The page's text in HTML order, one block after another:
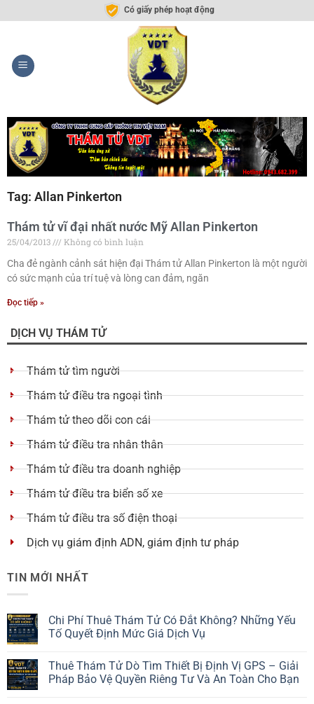
Có giấy phép hoạt động
Tag: Allan Pinkerton
Thám tử vĩ đại nhất nước Mỹ Allan Pinkerton
25/04/2013
Không có bình luận
Cha đẻ ngành cảnh sát hiện đại Thám tử Allan Pinkerton là một người
có sức mạnh của trí tuệ và lòng can đảm, ngăn
Đọc tiếp »
DỊCH VỤ THÁM TỬ
Thám tử tìm người
Thám tử điều tra ngoại tình
Thám tử theo dõi con cái
Thám tử điều tra nhân thân
Thám tử điều tra doanh nghiệp
Thám tử điều tra biển số xe
Thám tử điều tra số điện thoại
Dịch vụ giám định ADN, giám định tư pháp
TIN MỚI NHẤT
Chi Phí Thuê Thám Tử Có Đắt Không? Những Yếu
Tố Quyết Định Mức Giá Dịch Vụ
Thuê Thám Tử Dò Tìm Thiết Bị Định Vị GPS – Giải
Pháp Bảo Vệ Quyền Riêng Tư Và An Toàn Cho Bạn